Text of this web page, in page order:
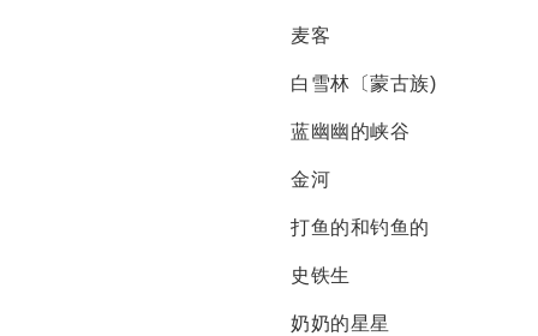
麦客
白雪林〔蒙古族)
蓝幽幽的峡谷
金河
打鱼的和钓鱼的
史铁生
奶奶的星星